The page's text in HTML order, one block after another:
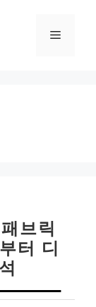
메
브릭
터 디